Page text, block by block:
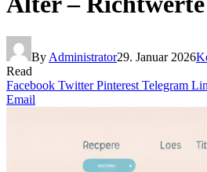
By Administrator29. Januar 2026
Read
Facebook Twitter Pinterest Telegram
Email